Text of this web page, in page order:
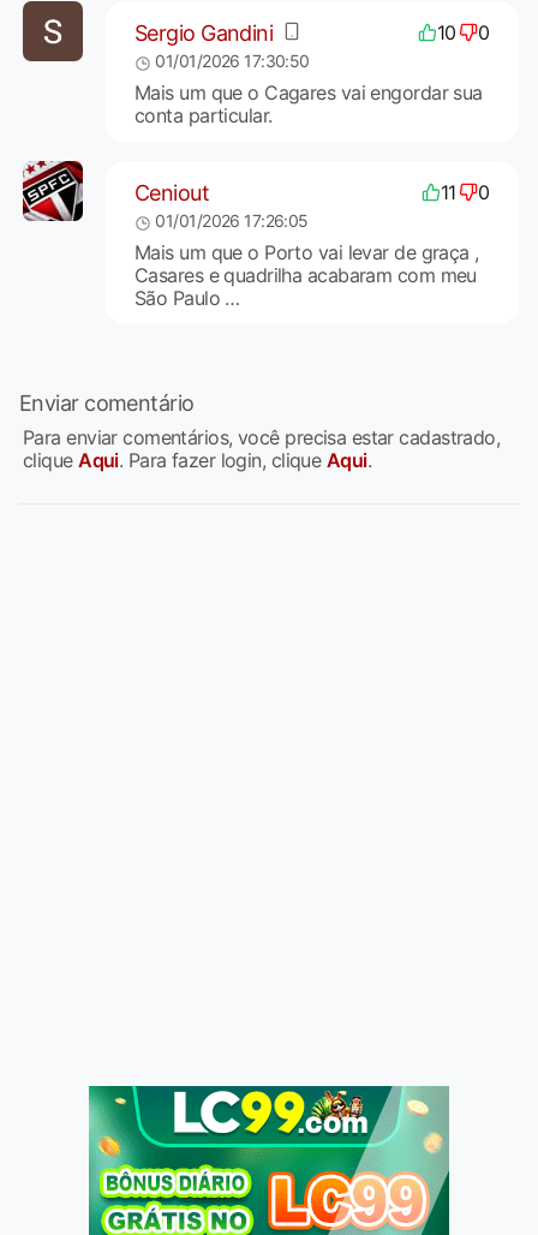
Sergio Gandini 10 0
01/01/2026 17:30:50
Mais um que o Cagares vai engordar sua
conta particular.
Ceniout 11 0
01/01/2026 17:26:05
Mais um que o Porto vai levar de graça ,
Casares e quadrilha acabaram com meu
São Paulo …
Enviar comentário
Para enviar comentários, você precisa estar cadastrado,
cliqueAqui. Para fazer login, clique Aqui.